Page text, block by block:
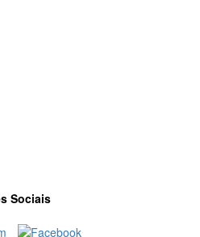
Sociais